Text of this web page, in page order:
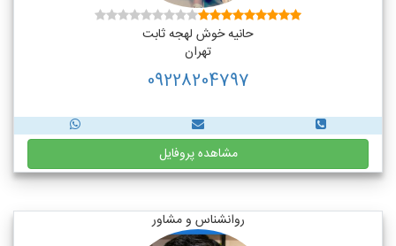
حانیه خوش لهجه ثابت
تهران
09228204797
مشاهده پروفایل
روانشناس و مشاور